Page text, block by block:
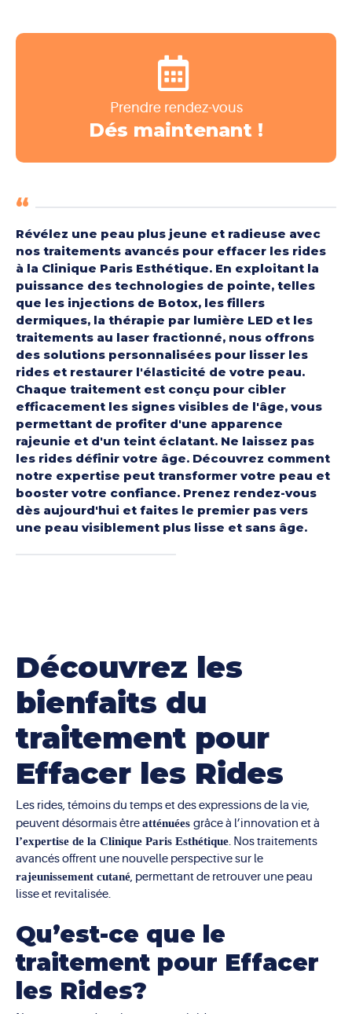
Prendre rendez-vous
Dés maintenant !
Révélez une peau plus jeune et radieuse avec
nos traitements avancés pour effacer les rides
à la Clinique Paris Esthétique. En exploitant la
puissance des technologies de pointe, telles
que les injections de Botox, les fillers
dermiques, la thérapie par lumière LED et les
traitements au laser fractionné, nous offrons
des solutions personnalisées pour lisser les
rides et restaurer l'élasticité de votre peau.
Chaque traitement est conçu pour cibler
efficacement les signes visibles de l'âge, vous
permettant de profiter d'une apparence
rajeunie et d'un teint éclatant. Ne laissez pas
les rides définir votre âge. Découvrez comment
notre expertise peut transformer votre peau et
booster votre confiance. Prenez rendez-vous
dès aujourd'hui et faites le premier pas vers
une peau visiblement plus lisse et sans âge.
Découvrez les
bienfaits du
traitement pour
Effacer les Rides
Les rides, témoins du temps et des expressions de la vie,
peuvent désormais êtreatténuées grâce à l’innovation et à
l’expertise de la Clinique Paris Esthétique. Nos traitements
avancés offrent une nouvelle perspective sur le
rajeunissement cutané, permettant de retrouver une peau
lisse et revitalisée.
Qu’est-ce que le
traitement pour Effacer
les Rides?